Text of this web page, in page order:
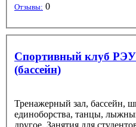
Отзывы: 0
Спортивный клуб
(бассейн)
Тренажерный зал, бассейн,
единоборства, танцы,
другое. Занятия для